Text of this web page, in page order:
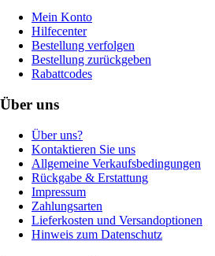
Mein Konto
Hilfecenter
Bestellung verfolgen
Bestellung zurückgeben
Rabattcodes
Über uns
Über uns?
Kontaktieren Sie uns
Allgemeine Verkaufsbedingungen
Rückgabe & Erstattung
Impressum
Zahlungsarten
Lieferkosten und Versandoptionen
Hinweis zum Datenschutz